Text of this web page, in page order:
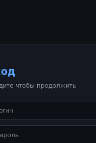
чтобы продолжить